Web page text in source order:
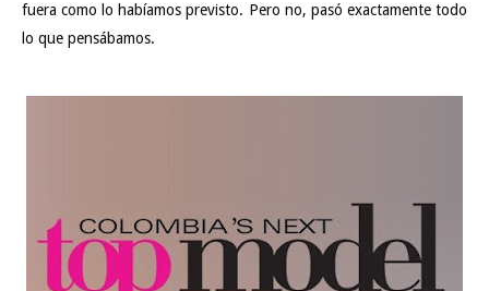
fuera como lo habíamos previsto. Pero no, pasó exactamente todo
lo que pensábamos.